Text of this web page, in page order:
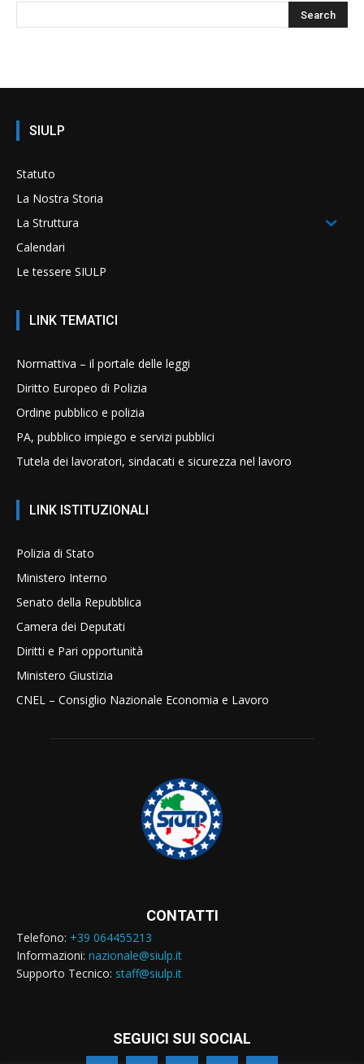
SIULP
Statuto
La Nostra Storia
La Struttura
Calendari
Le tessere SIULP
LINK TEMATICI
Normattiva – il portale delle leggi
Diritto Europeo di Polizia
Ordine pubblico e polizia
PA, pubblico impiego e servizi pubblici
Tutela dei lavoratori, sindacati e sicurezza nel lavoro
LINK ISTITUZIONALI
Polizia di Stato
Ministero Interno
Senato della Repubblica
Camera dei Deputati
Diritti e Pari opportunità
Ministero Giustizia
CNEL – Consiglio Nazionale Economia e Lavoro
CONTATTI
Telefono: +39 064455213
Informazioni: nazionale@siulp.it
Supporto Tecnico: staff@siulp.it
SEGUICI SUI SOCIAL